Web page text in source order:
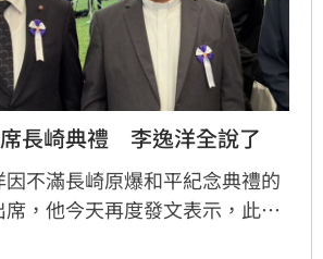
長崎典禮　李逸洋全說了
不滿長崎原爆和平紀念典禮的
，他今天再度發文表示，此舉
因應台灣國格遭矮化，若台灣